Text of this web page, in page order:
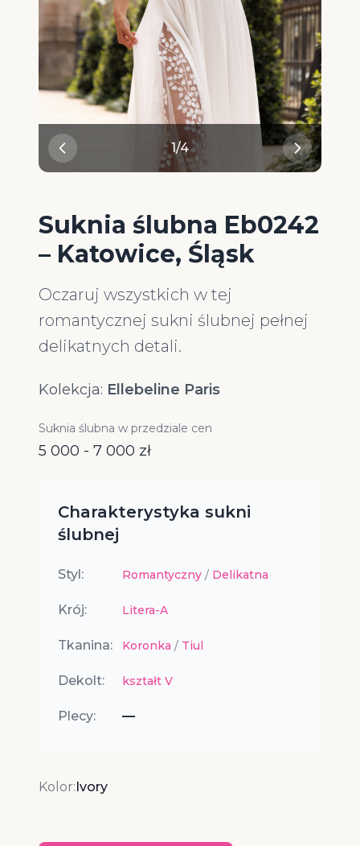
1/4
Suknia ślubna Eb0242
– Katowice, Śląsk
Oczaruj wszystkich w tej
romantycznej sukni ślubnej pełnej
delikatnych detali.
Kolekcja: Ellebeline Paris
Suknia ślubna w przedziale cen
5 000 - 7 000 zł
Charakterystyka sukni
ślubnej
Styl: Romantyczny / Delikatna
Krój: Litera-A
Tkanina: Koronka / Tiul
Dekolt: kształt V
Plecy: —
Kolor:Ivory